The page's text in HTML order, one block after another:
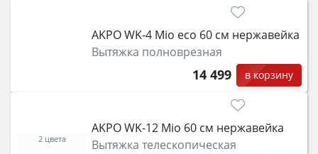
затем смотрите на объём 50–70 л для семьи,
функции (конвекция, гриль, самоочистка,
защита от детей).
AKPO WK-4 Mio eco 60 см нержавейка
Вытяжка полноврезная
14 499 в корзину
AKPO WK-12 Mio 60 см нержавейка
Вытяжка телескопическая
2 цвета